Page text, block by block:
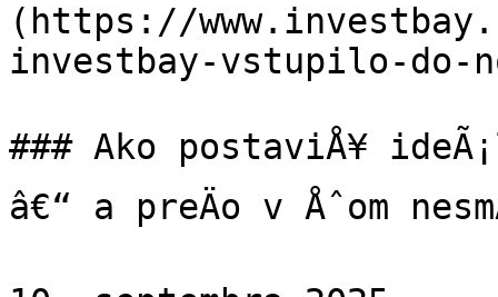
(https://
investbay-vstupilo-do-
### Ako postaviÅ¥
â€“ a preÄo v Åˆom